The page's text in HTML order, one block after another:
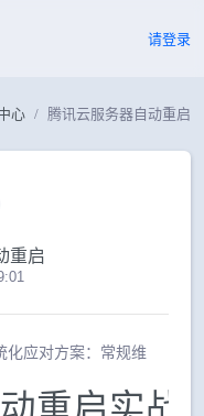
请登录
心 腾讯云服务器自动重启
重启
化应对方案：常规维